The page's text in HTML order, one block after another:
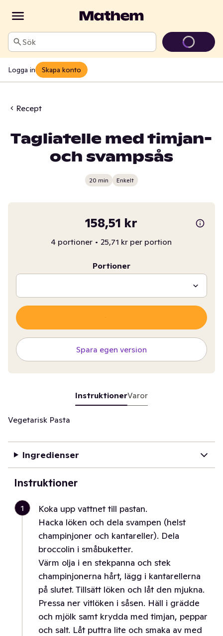
Sök
Logga in Skapa konto
Recept
Tagliatelle med timjan-
och svampsås
20 min Enkelt
158,51 kr
4 portioner • 25,71 kr per portion
Portioner
Spara egen version
InstruktionerVaror
Vegetarisk Pasta
Ingredienser
Instruktioner
1
Koka upp vattnet till pastan.
Hacka löken och dela svampen (helst
champinjoner och kantareller). Dela
broccolin i småbuketter.
Värm olja i en stekpanna och stek
champinjonerna hårt, lägg i kantarellerna
på slutet. Tillsätt löken och låt den mjukna.
Pressa ner vitlöken i såsen. Häll i grädde
och mjölk samt krydda med timjan, peppar
och salt. Låt puttra lite och smaka av med